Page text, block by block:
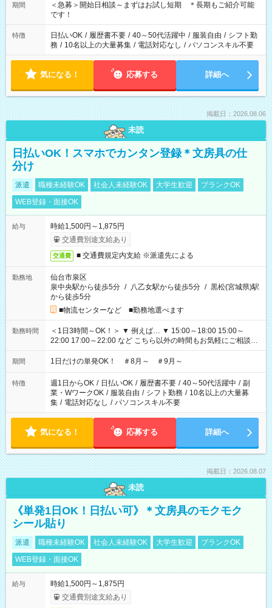
期間
＜急募＞開始日相談～まずはお試し短期 ＊長期もご紹介可能
です！
特徴 日払いOK / 履歴書不要 / 40～50代活躍中 / 服装自由 / シフト勤
務 / 10名以上の大量募集 / 電話対応なし / パソコンスキル不要
気になる！ 応募する 詳細へ
掲載日：2026.08.06
未読
日払いOK！スマホでカンタン登録＊文房具の仕
分け
派遣 職種未経験OK 社会人未経験OK 大学生歓迎
ブランクOK
WEB登録・面接OK
給与
時給1,500円～1,875円
交通費別途支給あり
交通費 ■ 交通費規定内支給 ※派遣先による
勤務地
仙台市泉区
泉中央駅から徒歩5分 / 八乙女駅から徒歩5分 / 黒松(宮城県)駅
から徒歩5分
■物流センターなど ■勤務地選べます
勤務時間
＜1日3時間～OK！＞ ▼ 例えば… ▼ 15:00～18:00 15:00～
22:00 17:00～22:00 など こちら以外の時間もお気軽にご相談く
ださい！
期間 1日だけの単発OK！ ＃8月～ ＃9月～
特徴 週1日からOK / 日払いOK / 履歴書不要 / 40～50代活躍中 / 副
業・WワークOK / 服装自由 / シフト勤務 / 10名以上の大量募
集 / 電話対応なし / パソコンスキル不要
気になる！ 応募する 詳細へ
掲載日：2026.08.07
未読
《単発1日OK！日払い可》＊文房具のモクモク
シール貼り
派遣 職種未経験OK 社会人未経験OK 大学生歓迎
ブランクOK
WEB登録・面接OK
給与
時給1,500円～1,875円
交通費別途支給あり